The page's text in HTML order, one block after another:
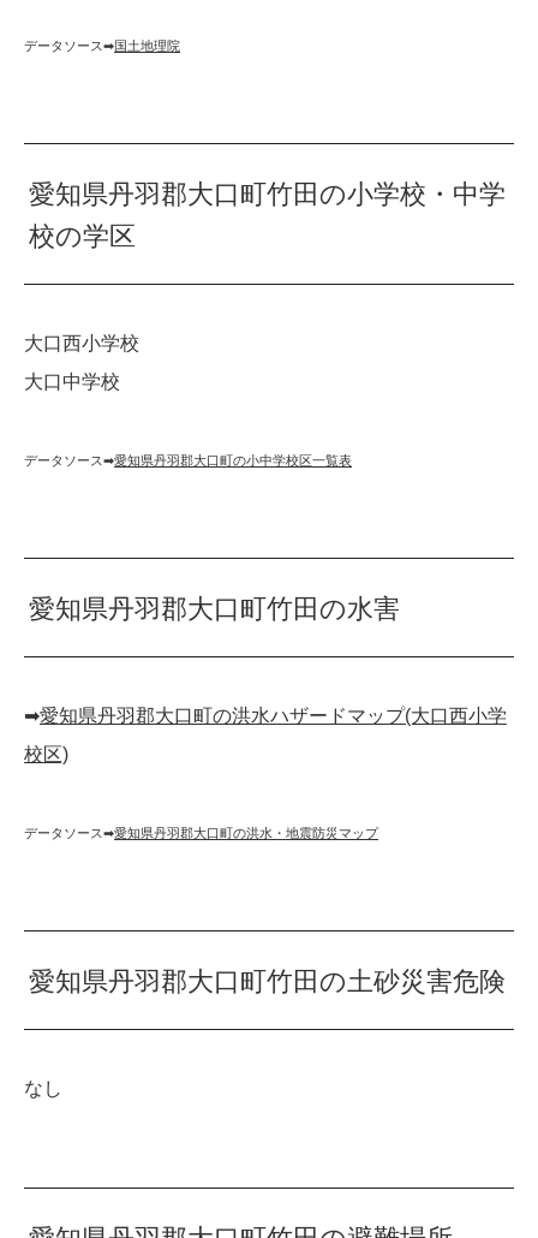
データソース➡︎国土地理院
愛知県丹羽郡大口町竹田の小学校・中学
校の学区
大口西小学校
大口中学校
データソース➡︎愛知県丹羽郡大口町の小中学校区一覧表
愛知県丹羽郡大口町竹田の水害
➡︎愛知県丹羽郡大口町の洪水ハザードマップ(大口西小学
校区)
データソース➡︎愛知県丹羽郡大口町の洪水・地震防災マップ
愛知県丹羽郡大口町竹田の土砂災害危険
なし